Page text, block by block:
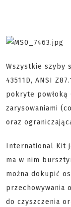
Wszystkie szyby
43511D, ANSI
pokryte powłoką
zarysowaniami
oraz
International Kit
ma w nim
można dokupić
przechowywania
do czyszczenia